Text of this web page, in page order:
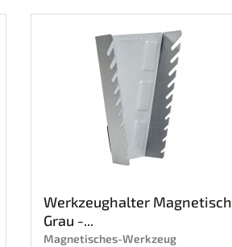
Werkzeughalter Magnetisch
Grau -...
Magnetisches-Werkzeug